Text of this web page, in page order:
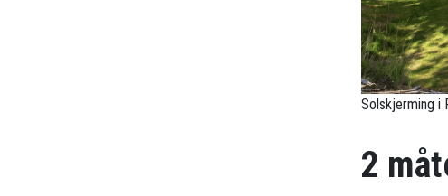
Solskjerming i
2